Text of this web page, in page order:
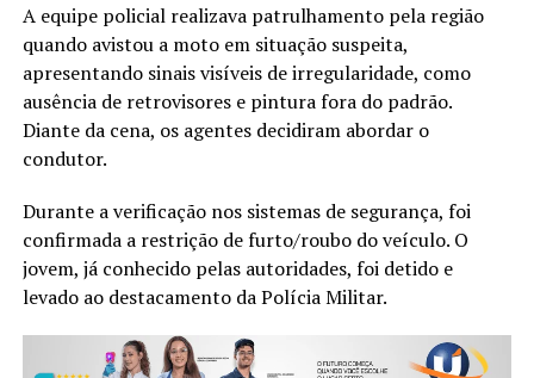
A equipe policial realizava patrulhamento pela região
quando avistou a moto em situação suspeita,
apresentando sinais visíveis de irregularidade, como
ausência de retrovisores e pintura fora do padrão.
Diante da cena, os agentes decidiram abordar o
condutor.
Durante a verificação nos sistemas de segurança, foi
confirmada a restrição de furto/roubo do veículo. O
jovem, já conhecido pelas autoridades, foi detido e
levado ao destacamento da Polícia Militar.